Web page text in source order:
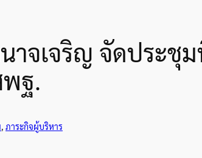
าจเจริญ จัดประชุ
ฐ.
, ภาระกิจผู้บริหาร